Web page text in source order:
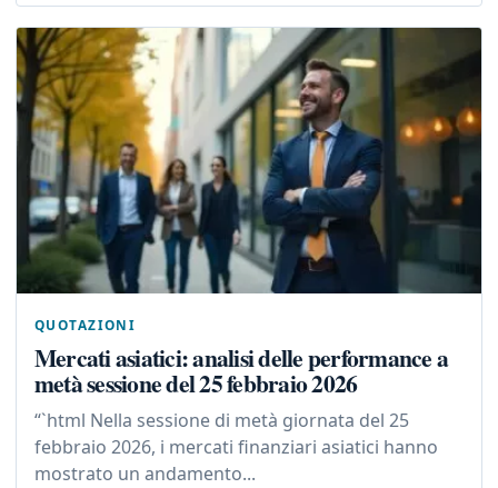
QUOTAZIONI
Mercati asiatici: analisi delle performance a
metà sessione del 25 febbraio 2026
“`html Nella sessione di metà giornata del 25
febbraio 2026, i mercati finanziari asiatici hanno
mostrato un andamento...